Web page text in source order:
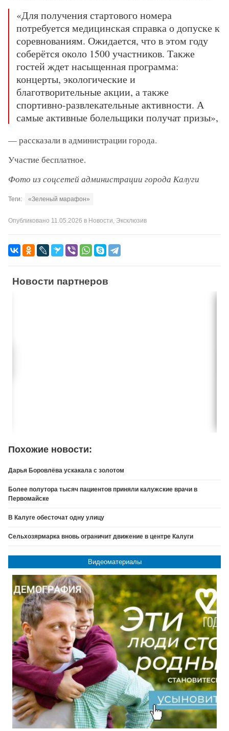
«Для получения стартового номера
потребуется медицинская справка о допуске к
соревнованиям. Ожидается, что в этом году
соберётся около 1500 участников. Также
гостей ждет насыщенная программа:
концерты, экологические и
благотворительные акции, а также
спортивно-развлекательные активности. А
самые активные болельщики получат призы»,
— рассказали в администрации города.
Участие бесплатное.
Фото из соцсетей администрации города Калуги
Теги: «Зеленый марафон»
Опубликовано 11.05.2026 в Новости Эксклюзив
Новости партнеров
Похожие новости:
Дарья Боровлёва ускакала с золотом
Более полутора тысяч пациентов приняли калужские врачи в
Первомайске
В Калуге обесточат одну улицу
Сельхозярмарка вновь ограничит движение в центре Калуги
Видеоматериалы